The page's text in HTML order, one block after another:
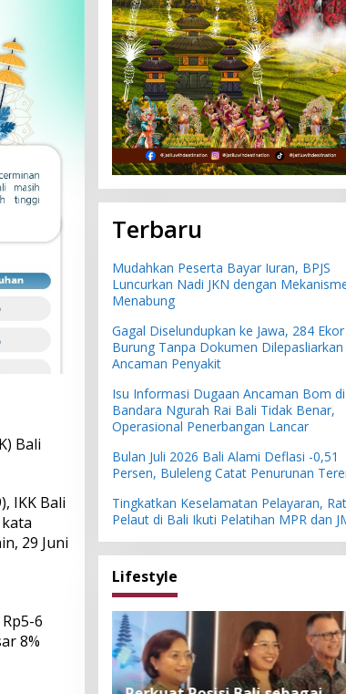
Bali
IKK Bali
29 Juni
6
8%
Terbaru
Mudahkan Peserta Bayar Iuran, BPJS
Luncurkan Nadi JKN dengan
Menabung
Gagal Diselundupkan ke Jawa, 284 Ekor
Burung Tanpa Dokumen Dilepasliarkan
Ancaman Penyakit
Isu Informasi Dugaan Ancaman Bom di
Bandara Ngurah Rai Bali Tidak Benar,
Operasional Penerbangan Lancar
Bulan Juli 2026 Bali Alami Deflasi -0,51
Persen, Buleleng Catat Penurunan
Tingkatkan Keselamatan Pelayaran,
Pelaut di Bali Ikuti Pelatihan MPR dan
Lifestyle